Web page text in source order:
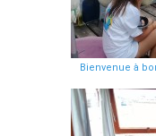
Bienvenue à